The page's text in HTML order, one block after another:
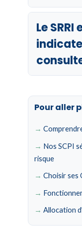
Le
Pour aller
Nos SCPI
risque
Choisir ses
Allocation